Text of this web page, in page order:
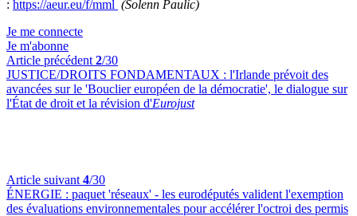
: https://aeur.eu/f/mml (Solenn Paulic)
Je me connecte
Je m'abonne
Article précédent 2/30
JUSTICE/DROITS FONDAMENTAUX : l'Irlande prévoit des
avancées sur le 'Bouclier européen de la démocratie', le dialogue sur
l'État de droit et la révision d'Eurojust
Article suivant 4/30
ÉNERGIE : paquet 'réseaux' - les eurodéputés valident l'exemption
des évaluations environnementales pour accélérer l'octroi des permis